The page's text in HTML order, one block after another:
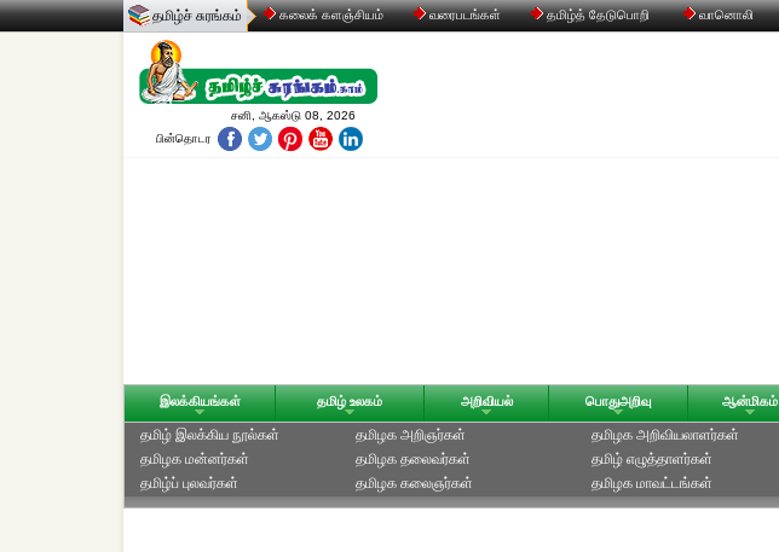
தமிழ்ச் சுரங்கம் கலைக் களஞ்சியம் வரைபடங்கள் தமிழ்த் தேடுபொறி வானொலி
சனி, ஆகஸ்டு 08, 2026
பின்தொடர
இலக்கியங்கள் தமிழ் உலகம் அறிவியல் பொதுஅறிவு ஆன்மிகம்
தமிழ் இலக்கிய நூல்கள்
தமிழக மன்னர்கள்
தமிழ்ப் புலவர்கள்
தமிழக அறிஞர்கள்
தமிழக தலைவர்கள்
தமிழக கலைஞர்கள்
தமிழக அறிவியலாளர்கள்‎
தமிழ் எழுத்தாளர்கள்
தமிழக மாவட்டங்கள்